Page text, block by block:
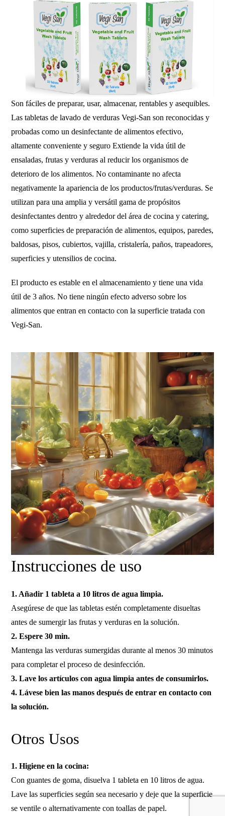
Son fáciles de preparar, usar, almacenar, rentables y asequibles.
Las tabletas de lavado de verduras Vegi-San son reconocidas y
probadas como un desinfectante de alimentos efectivo,
altamente conveniente y seguro Extiende la vida útil de
ensaladas, frutas y verduras al reducir los organismos de
deterioro de los alimentos. No contaminante no afecta
negativamente la apariencia de los productos/frutas/verduras. Se
utilizan para una amplia y versátil gama de propósitos
desinfectantes dentro y alrededor del área de cocina y catering,
como superficies de preparación de alimentos, equipos, paredes,
baldosas, pisos, cubiertos, vajilla, cristalería, paños, trapeadores,
superficies y utensilios de cocina.
El producto es estable en el almacenamiento y tiene una vida
útil de 3 años. No tiene ningún efecto adverso sobre los
alimentos que entran en contacto con la superficie tratada con
Vegi-San.
Instrucciones de uso
1. Añadir 1 tableta a 10 litros de agua limpia.
Asegúrese de que las tabletas estén completamente disueltas
antes de sumergir las frutas y verduras en la solución.
2. Espere 30 min.
Mantenga las verduras sumergidas durante al menos 30 minutos
para completar el proceso de desinfección.
3. Lave los artículos con agua limpia antes de consumirlos.
4. Lávese bien las manos después de entrar en contacto con
la solución.
Otros Usos
1. Higiene en la cocina:
Con guantes de goma, disuelva 1 tableta en 10 litros de agua.
Lave las superficies según sea necesario y deje que la superficie
se ventile o alternativamente con toallas de papel.